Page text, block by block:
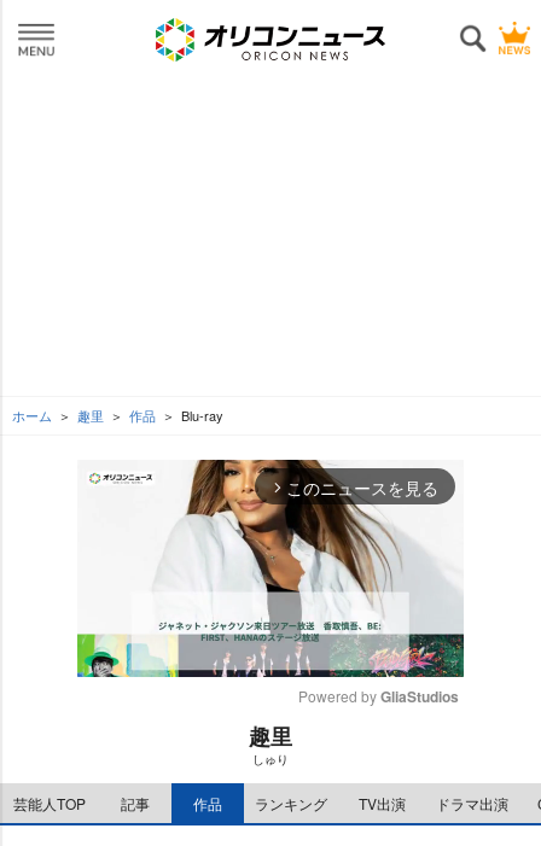
ホーム 趣里 作品 Blu-ray
arrow_forward_ios このニュースを見る
e
Powered by GliaStudios
趣里
しゅり
芸能人TOP 記事 作品 ランキング TV出演 ドラマ出演